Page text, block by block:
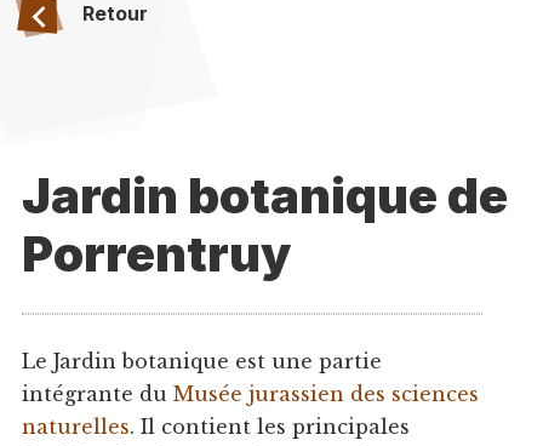
Retour
Jardin botanique de
Porrentruy
Le Jardin botanique est une partie
intégrante du Musée jurassien des sciences
naturelles. Il contient les principales